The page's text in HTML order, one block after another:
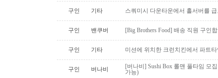
구인 기타 스쿼미시 다운타운에서 홀서버를
구인 밴쿠버 [Big Brothers Food] 배송 직원 구인
구인 기타 미션에 위치한 크런치킨에서 파트
구인 버나비
[버나비] Sushi Box 롤맨 풀타임 모
가능)